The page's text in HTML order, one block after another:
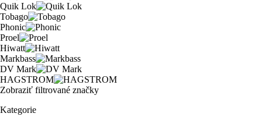
Quik Lok
Tobago
Phonic
Proel
Hiwatt
Markbass
DV Mark
HAGSTROM
Zobraziť filtrované značky
Kategorie